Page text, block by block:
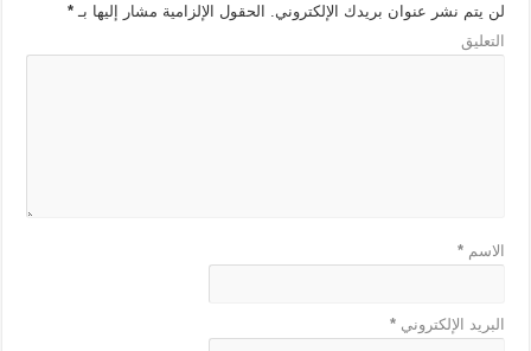
لن يتم نشر عنوان بريدك الإلكتروني. الحقول الإلزامية مشار إليها بـ*
التعليق
الاسم*
البريد الإلكتروني*